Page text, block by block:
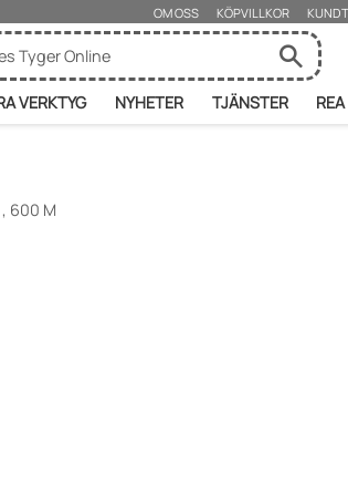
OM OSS KÖPVILLKOR
VERKTYG NYHETER TJÄNSTER REA
, 600 M